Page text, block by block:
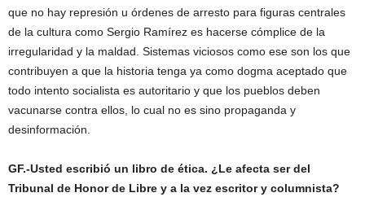
que no hay represión u órdenes de arresto para figuras centrales
de la cultura como Sergio Ramírez es hacerse cómplice de la
irregularidad y la maldad. Sistemas viciosos como ese son los que
contribuyen a que la historia tenga ya como dogma aceptado que
todo intento socialista es autoritario y que los pueblos deben
vacunarse contra ellos, lo cual no es sino propaganda y
desinformación.
GF.-Usted escribió un libro de ética. ¿Le afecta ser del
Tribunal de Honor de Libre y a la vez escritor y columnista?